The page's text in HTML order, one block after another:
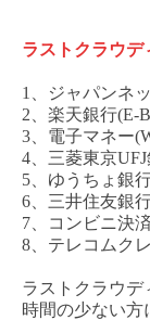
ラストクラウデ
1、ジャパンネ
2、楽天銀行(E-
3、電子マネー
4、三菱東京
5、ゆうちょ銀
6、三井住友銀
7、コンビニ決
8、テレコムク
ラストクラウデ
時間の少ない方